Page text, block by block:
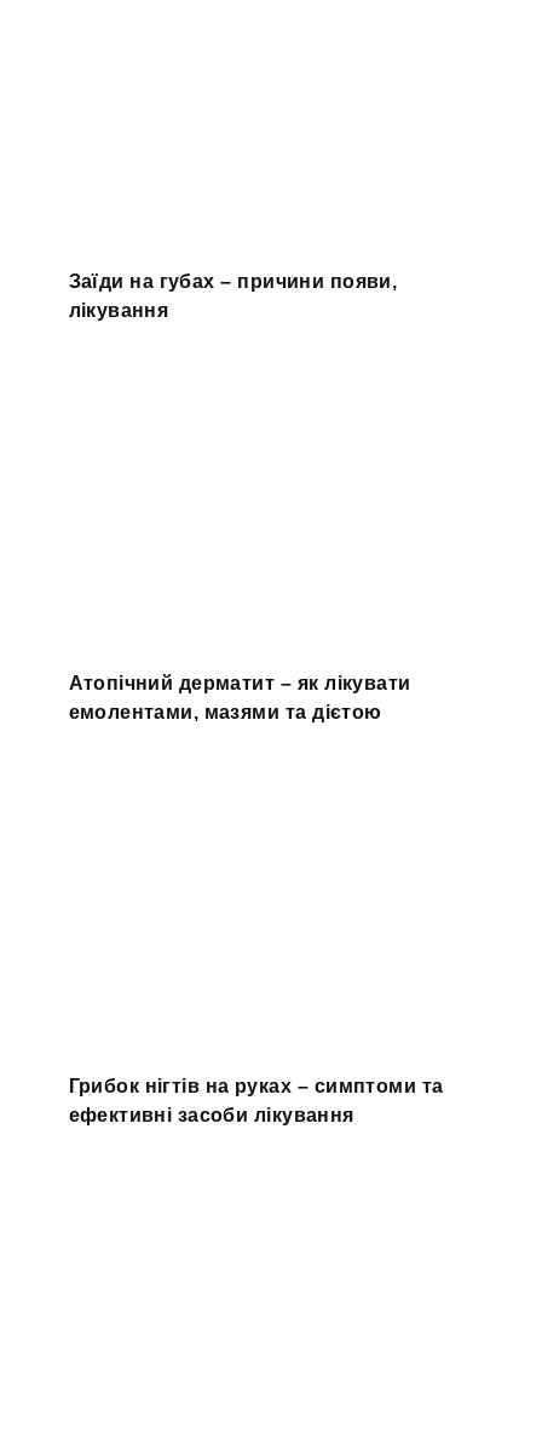
Заїди на губах – причини появи,
лікування
Атопічний дерматит – як лікувати
емолентами, мазями та дієтою
Грибок нігтів на руках – симптоми та
ефективні засоби лікування